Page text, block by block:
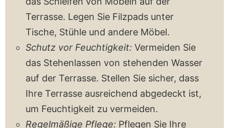
Terrasse. Legen Sie Filzpads unter
Tische, Stühle und andere Möbel.
Schutz vor Feuchtigkeit: Vermeiden Sie
das Stehenlassen von stehenden Wasser
auf der Terrasse. Stellen Sie sicher, dass
Ihre Terrasse ausreichend abgedeckt ist,
um Feuchtigkeit zu vermeiden.
Regelmäßige Pflege: Pflegen Sie Ihre